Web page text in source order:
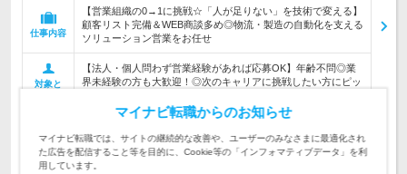
仕事内容
【営業組織の0→1に挑戦☆「人が足りない」を技術で変える】
顧客リスト完備＆WEB商談多め◎物流・製造の自動化を支える
ソリューション営業をお任せ
対象と
【法人・個人問わず営業経験があれば応募OK】年齢不問◎業
界未経験の方も大歓迎！◎次のキャリアに挑戦したい方にピッ
設立：2018年6月／本社所在地：東京都
マイナビ転職からのお知らせ
マイナビ転職では、サイトの継続的な改善や、ユーザーのみなさまに最適化され
た広告を配信すること等を目的に、Cookie等の「インフォマティブデータ」を利
用しています。